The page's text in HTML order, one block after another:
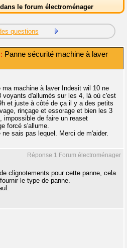
le forum électroménager
questions
Panne sécurité machine à laver
ma machine à laver Indesit wil 10 ne
voyants d'allumés sur les 4, là où c'est
et juste à côté de ça il y a des petits
rinçage et essorage et bien les 3
impossible de faire un reaset
forcé s'allume.
sais pas lequel. Merci de m'aider.
Réponse 1 Forum électroménager
clignotements pour cette panne, cela
le type de panne.